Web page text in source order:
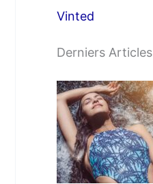
Vinted
Derniers Articles